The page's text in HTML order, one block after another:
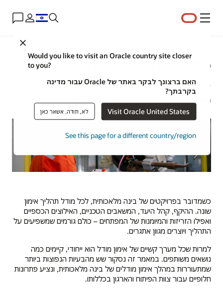
תפריט
Would you like to visit an Oracle country site closer
to you?
האם ברצונך לבקר באתר של Oracle עבור מדינה
בקרבתך?
Visit Oracle United States לא, תודה. אשאר כאן
See this page for a different country/region
6 אתגרים נפוצים באימון מודלים של
בינה מלאכותית
מייקל צ'ן | אסטרטג תוכן | 20 בדצמבר, 2023
כשמדובר בפרויקטים של בינה מלאכותית, לכל מודל תהליך אימון
שונה. ההיקף, קהל היעד, המשאבים הטכניים, האילוצים הכספיים
ואפילו הזריזות והמיומנות של המפתחים – כולם גורמים שמשפיעים על
התהליך ויוצרים מגוון אתגרים.
למרות שכל מערך קשיים של אימון מודל הוא ייחודי, קיימים כמה
נושאים משותפים. במאמר זה נסקור שש מהבעיות הנפוצות ביותר
שמתעוררות במהלך אימון מודלים של בינה מלאכותית, ונציע פתרונות
חלופיים עבור צוות הפיתוח והארגון בכללותו.